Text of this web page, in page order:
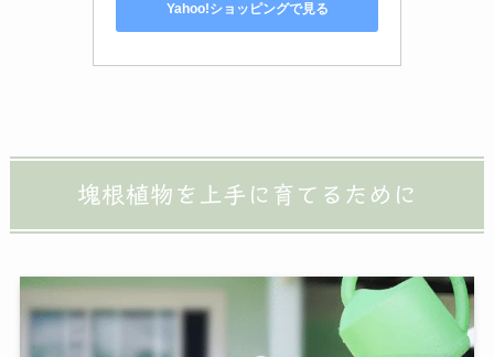
Yahoo!ショッピングで見る
塊根植物を上手に育てるために